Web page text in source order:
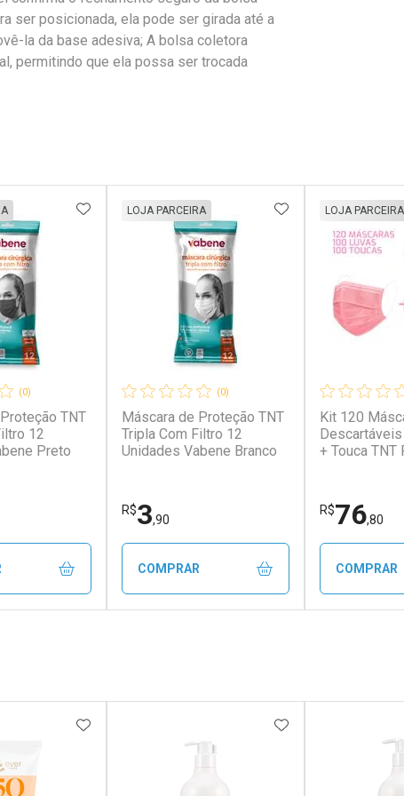
ser posicionada, ela pode ser girada até a
la da base adesiva; A bolsa coletora
permitindo que ela possa ser trocada
(0)
TNT
12
Preto
ADICIONAR AOS FAVORITOS
(0)
Máscara de Proteção TNT
Tripla Com Filtro 12
Unidades Vabene Branco
LOJA PARCEIRA
R$3,90
ADICIONAR AOS
COMPRAR
Kit 120
+ Touca TNT
LOJA PARCEIRA
R$76,80
COMPRAR
ADICIONAR AOS FAVORITOSADICIONAR AOS